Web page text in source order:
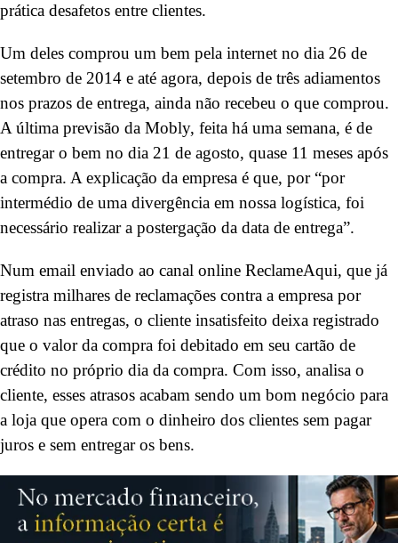
prática desafetos entre clientes.
Um deles comprou um bem pela internet no dia 26 de
setembro de 2014 e até agora, depois de três adiamentos
nos prazos de entrega, ainda não recebeu o que comprou.
A última previsão da Mobly, feita há uma semana, é de
entregar o bem no dia 21 de agosto, quase 11 meses após
a compra. A explicação da empresa é que, por “por
intermédio de uma divergência em nossa logística, foi
necessário realizar a postergação da data de entrega”.
Num email enviado ao canal online ReclameAqui, que já
registra milhares de reclamações contra a empresa por
atraso nas entregas, o cliente insatisfeito deixa registrado
que o valor da compra foi debitado em seu cartão de
crédito no próprio dia da compra. Com isso, analisa o
cliente, esses atrasos acabam sendo um bom negócio para
a loja que opera com o dinheiro dos clientes sem pagar
juros e sem entregar os bens.